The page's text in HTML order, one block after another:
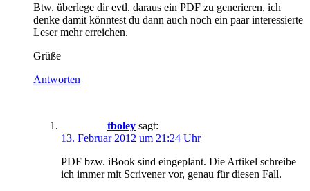
Btw. überlege dir evtl. daraus ein PDF zu generieren, ich
denke damit könntest du dann auch noch ein paar interessierte
Leser mehr erreichen.
Grüße
Antworten
tboley sagt:
13. Februar 2012 um 21:24 Uhr
PDF bzw. iBook sind eingeplant. Die Artikel schreibe
ich immer mit Scrivener vor, genau für diesen Fall.